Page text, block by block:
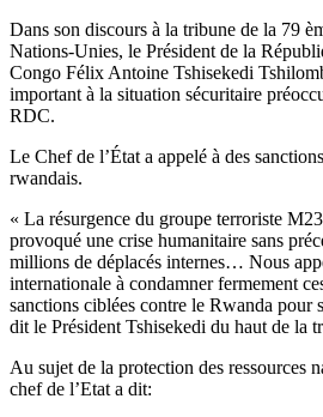
time
Dans son discours à la tribune de la 79
Nations-Unies, le Président de la
Congo Félix Antoine Tshisekedi
important à la situation sécuritaire
RDC.
Le Chef de l’État a appelé à des
rwandais.
« La résurgence du groupe terroriste
provoqué une crise humanitaire sans
millions de déplacés internes… Nous
internationale à condamner fermement
sanctions ciblées contre le Rwanda pour
dit le Président Tshisekedi du haut de la
Au sujet de la protection des ressources
chef de l’Etat a dit: